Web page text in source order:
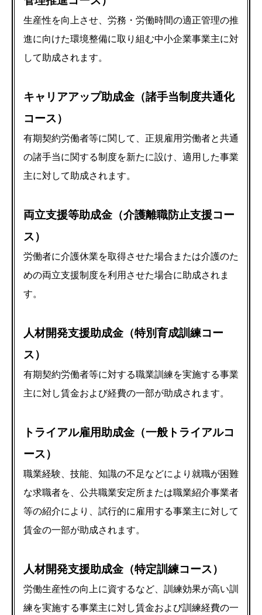
生産性を向上させ、労務・労働時間の適正管理の推
進に向けた環境整備に取り組む中小企業事業主に対
して助成されます。
キャリアアップ助成金（諸手当制度共通化
コース）
有期契約労働者等に関して、正規雇用労働者と共通
の諸手当に関する制度を新たに設け、適用した事業
主に対して助成されます。
両立支援等助成金（介護離職防止支援コー
ス）
労働者に介護休業を取得させた場合または介護のた
めの両立支援制度を利用させた場合に助成されま
す。
人材開発支援助成金（特別育成訓練コー
ス）
有期契約労働者等に対する職業訓練を実施する事業
主に対し賃金および経費の一部が助成されます。
トライアル雇用助成金（一般トライアルコ
ース）
職業経験、技能、知識の不足などにより就職が困難
な求職者を、公共職業安定所または職業紹介事業者
等の紹介により、試行的に雇用する事業主に対して
賃金の一部が助成されます。
人材開発支援助成金（特定訓練コース）
労働生産性の向上に資するなど、訓練効果が高い訓
練を実施する事業主に対し賃金および訓練経費の一